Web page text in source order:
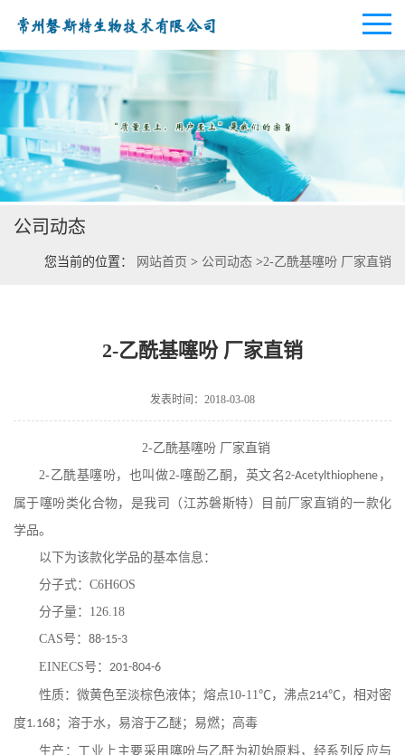
公司首页
公司介绍
公司动态
公司动态
您当前的位置： 网站首页 > 公司动态 >2-乙酰基噻吩 厂家直销
2-乙酰基噻吩 厂家直销
发表时间：2018-03-08
2-乙酰基噻吩 厂家直销
2-乙酰基噻吩，也叫做2-噻酚乙酮，英文名2-Acetylthiophene ，
属于噻吩类化合物，是我司（江苏磐斯特）目前厂家直销的一款化
学品。
以下为该款化学品的基本信息：
分子式： C6H6OS
分子量： 126.18
CAS号： 88-15-3
EINECS号： 201-804-6
性质：微黄色至淡棕色液体；熔点10-11℃，沸点214℃，相对密
度1.168；溶于水，易溶于乙醚；易燃；高毒
生产：工业上主要采用噻吩与乙酐为初始原料，经系列反应与